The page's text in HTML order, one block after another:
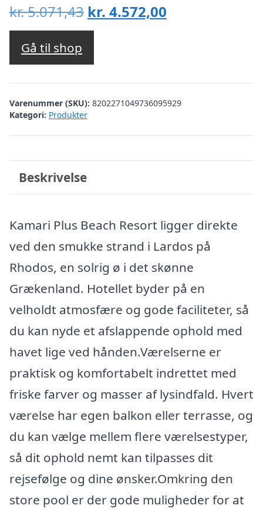
kr.5.071,43 Den
oprindelige
var:
kr. 5.071,43.
kr. 4.572,00
kr. 4.572,00.
Gå til shop
Varenummer (SKU): 8202271049736095929
Kategori: Produkter
Beskrivelse
Kamari Plus Beach Resort ligger direkte
ved den smukke strand i Lardos på
Rhodos, en solrig ø i det skønne
Grækenland. Hotellet byder på en
velholdt atmosfære og gode faciliteter, så
du kan nyde et afslappende ophold med
havet lige ved hånden.Værelserne er
praktisk og komfortabelt indrettet med
friske farver og masser af lysindfald. Hvert
værelse har egen balkon eller terrasse, og
du kan vælge mellem flere værelsestyper,
så dit ophold nemt kan tilpasses dit
rejsefølge og dine ønsker.Omkring den
store pool er der gode muligheder for at